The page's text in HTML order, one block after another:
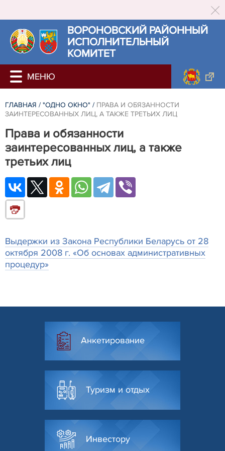
ВОРОНОВСКИЙ РАЙОННЫЙ
ИСПОЛНИТЕЛЬНЫЙ
КОМИТЕТ
ГЛАВНАЯ / "ОДНО ОКНО" / ПРАВА И ОБЯЗАННОСТИ
ЗАИНТЕРЕСОВАННЫХ ЛИЦ, А ТАКЖЕ ТРЕТЬИХ ЛИЦ
Права и обязанности
заинтересованных лиц, а также
третьих лиц
Выдержки из Закона Республики Беларусь от 28
октября 2008 г. «Об основах административных
процедур»
Анкетирование
Туризм и отдых
Инвестору